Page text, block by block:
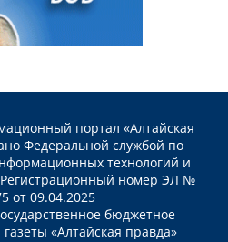
портал «Алтайская
Федеральной службой по
технологий и
номер ЭЛ №
от 09.04.2025
бюджетное
«Алтайская правда»